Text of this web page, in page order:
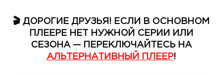
🎬 ДОРОГИЕ ДРУЗЬЯ! ЕСЛИ В ОСНОВНОМ
ПЛЕЕРЕ НЕТ НУЖНОЙ СЕРИИ ИЛИ
СЕЗОНА — ПЕРЕКЛЮЧАЙТЕСЬ НА
АЛЬТЕРНАТИВНЫЙ ПЛЕЕР!